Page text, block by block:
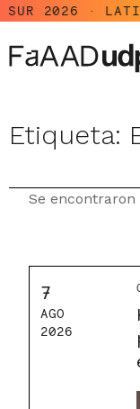
2026 ·
Etiqueta:
Se encontraron
7
AGO
2026